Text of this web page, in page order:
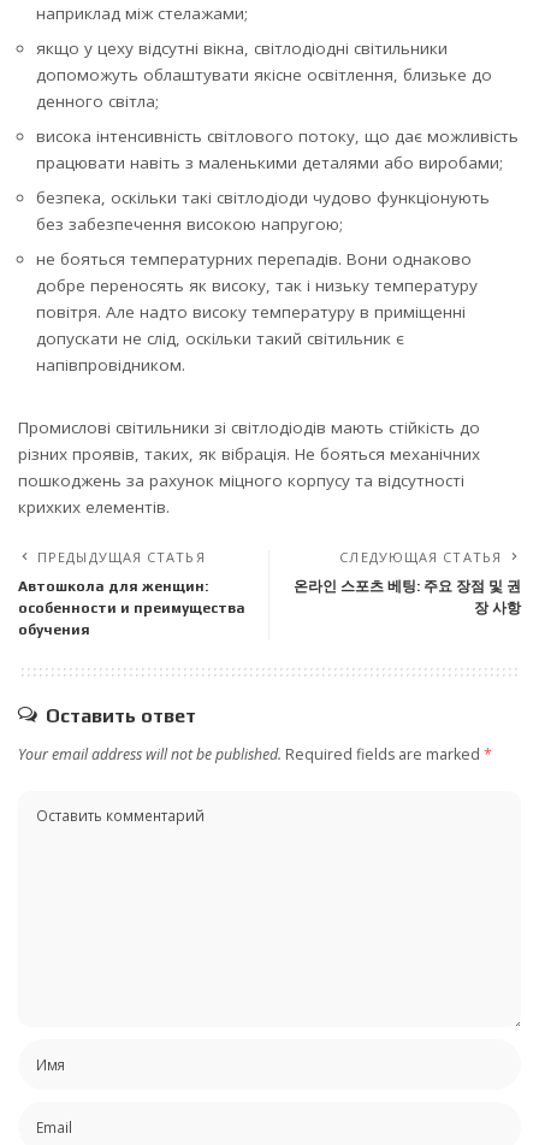
наприклад між стелажами;
якщо у цеху відсутні вікна, світлодіодні світильники
допоможуть облаштувати якісне освітлення, близьке до
денного світла;
висока інтенсивність світлового потоку, що дає можливість
працювати навіть з маленькими деталями або виробами;
безпека, оскільки такі світлодіоди чудово функціонують
без забезпечення високою напругою;
не бояться температурних перепадів. Вони однаково
добре переносять як високу, так і низьку температуру
повітря. Але надто високу температуру в приміщенні
допускати не слід, оскільки такий світильник є
напівпровідником.
Промислові світильники зі світлодіодів мають стійкість до
різних проявів, таких, як вібрація. Не бояться механічних
пошкоджень за рахунок міцного корпусу та відсутності
крихких елементів.
ПРЕДЫДУЩАЯ СТАТЬЯ
Автошкола для женщин:
особенности и преимущества
обучения
СЛЕДУЮЩАЯ СТАТЬЯ
온라인 스포츠 베팅: 주요 장점 및 권
장 사항
Оставить ответ
Your email address will not be published. Required fields are marked *